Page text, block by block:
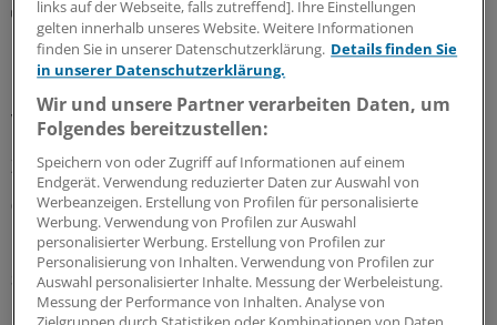
Notfallversorgung
Neuer Bereitschaftsdienst in Nordrhein ist ein
Erfolgsmodell
In nur zwölf Stunden waren die 6.000 Fahrdienste
vergeben: Der neu strukturierte ärztliche
Bereitschaftsdienst in Nordrhein wird gut angenommen.
Zuständig sind spezielle Kooperationsmediziner.
07.08.2026
Sparpaket sorgt für Unsicherheit
Praxisbesonderheiten in Zeiten des GKV-
links auf der Webseite, falls zutreffend]. Ihre Einstellungen
gelten innerhalb unseres Website. Weitere Informationen
finden Sie in unserer Datenschutzerklärung. Details finden Sie
in unserer Datenschutzerklärung.
Wir und unsere Partner verarbeiten Daten, um
Folgendes bereitzustellen:
Speichern von oder Zugriff auf Informationen auf einem
Endgerät. Verwendung reduzierter Daten zur Auswahl von
Werbeanzeigen. Erstellung von Profilen für personalisierte
Werbung. Verwendung von Profilen zur Auswahl
personalisierter Werbung. Erstellung von Profilen zur
Personalisierung von Inhalten. Verwendung von Profilen zur
Auswahl personalisierter Inhalte. Messung der Werbeleistung.
Messung der Performance von Inhalten. Analyse von